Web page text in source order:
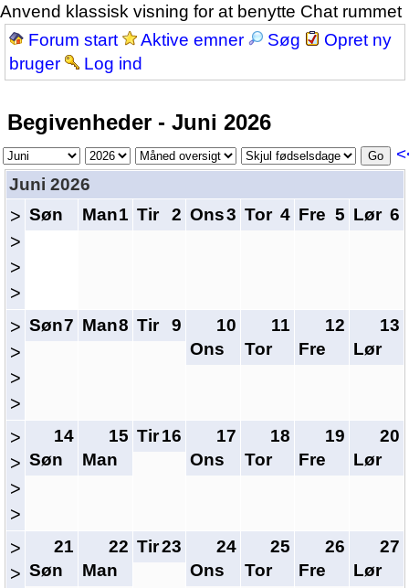
Anvend klassisk visning for at benytte Chat rummet
Forum start
Aktive emner Søg
Opret ny
bruger
Log ind
Begivenheder - Juni 2026
Juni 2026
>
>
>
>
Søn 1
Man 2
Tir 3
Ons 4
Tor 5
Fre 6
Lør
>
>
>
>
7
Søn 8
Man 9
Tir
10
Ons
11
Tor
12
Fre
13
Lør
>
>
>
>
14
Søn
15
Man
16
Tir
17
Ons
18
Tor
19
Fre
20
Lør
>
>
21
Søn
22
Man
23
Tir
24
Ons
25
Tor
26
Fre
27
Lør